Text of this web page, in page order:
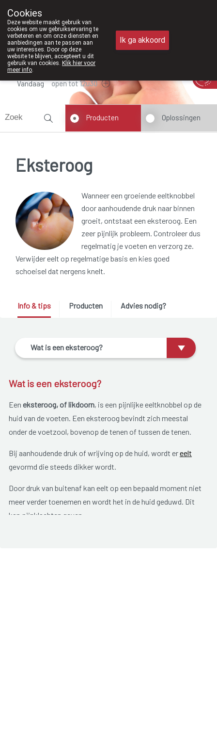
011/610300
Vandaag open tot 12u30
Producten Oplossingen
Eksteroog
Wanneer een groeiende eeltknobbel
door aanhoudende druk naar binnen
groeit, ontstaat een eksteroog. Een
zeer pijnlijk probleem. Controleer dus
regelmatig je voeten en verzorg ze.
Verwijder eelt op regelmatige basis en kies goed
schoeisel dat nergens knelt.
Info & tips Producten Advies nodig?
Wat is een eksteroog?
Wat is een eksteroog?
Een eksteroog, of likdoorn, is een pijnlijke eeltknobbel op de
huid van de voeten. Een eksteroog bevindt zich meestal
onder de voetzool, bovenop de tenen of tussen de tenen.
Bij aanhoudende druk of wrijving op de huid, wordt ereelt
gevormd die steeds dikker wordt.
Door druk van buitenaf kan eelt op een bepaald moment niet
meer verder toenemen en wordt het in de huid geduwd. Dit
kan pijnklachten geven.
Cookies
Deze website maakt gebruik van
cookies om uw gebruikservaring te
verbeteren en om onze diensten en
aanbiedingen aan te passen aan
uw interesses. Door op deze
website te blijven, accepteert u dit
gebruik van cookies. Klik hier voor
meer info.
Ik ga akkoord